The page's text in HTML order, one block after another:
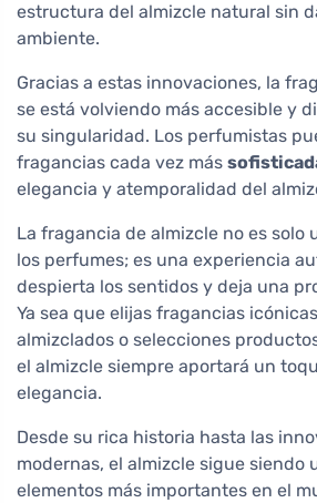
estructura del almizcle natural sin
ambiente.
Gracias a estas innovaciones, la
se está volviendo más accesible y
su singularidad. Los perfumistas
fragancias cada vez más
elegancia y atemporalidad del
La fragancia de almizcle no es solo
los perfumes; es una experiencia
despierta los sentidos y deja una
Ya sea que elijas fragancias
almizclados o selecciones
el almizcle siempre aportará un
elegancia.
Desde su rica historia hasta las
modernas, el almizcle sigue siendo
elementos más importantes en el